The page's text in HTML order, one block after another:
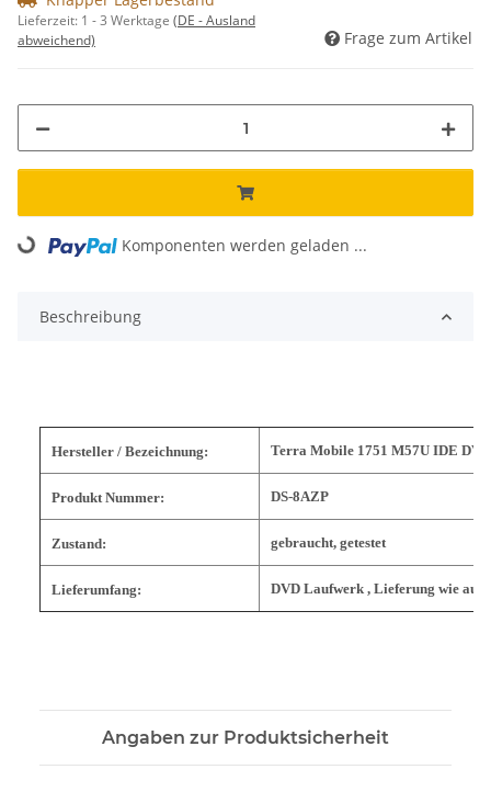
Lieferzeit: 1 - 3 Werktage (DE - Ausland
abweichend)
Frage zum Artikel
Loading... Komponenten werden geladen ...
Beschreibung
Hersteller / Bezeichnung: Terra Mobile 1751 M57U IDE
Produkt Nummer: DS-8AZP
Zustand: gebraucht, getestet
Lieferumfang: DVD Laufwerk , Lieferung wie auf
Angaben zur Produktsicherheit